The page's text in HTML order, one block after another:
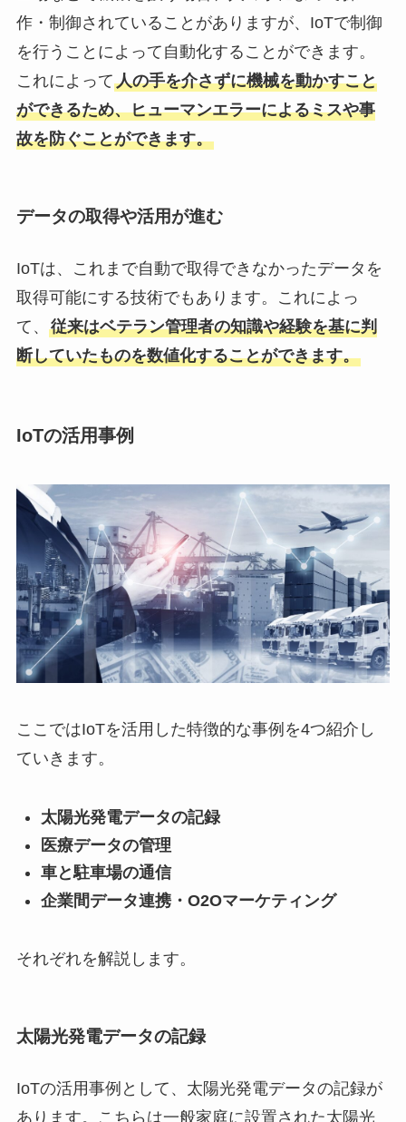
作・制御されていることがありますが、IoTで制御
を行うことによって自動化することができます。
これによって人の手を介さずに機械を動かすこと
ができるため、ヒューマンエラーによるミスや事
故を防ぐことができます。
データの取得や活用が進む
IoTは、これまで自動で取得できなかったデータを
取得可能にする技術でもあります。これによっ
て、 従来はベテラン管理者の知識や経験を基に判
断していたものを数値化することができます。
IoTの活用事例
ここではIoTを活用した特徴的な事例を4つ紹介し
ていきます。
太陽光発電データの記録
医療データの管理
車と駐車場の通信
企業間データ連携・O2Oマーケティング
それぞれを解説します。
太陽光発電データの記録
IoTの活用事例として、太陽光発電データの記録が
あります。こちらは一般家庭に設置された太陽光